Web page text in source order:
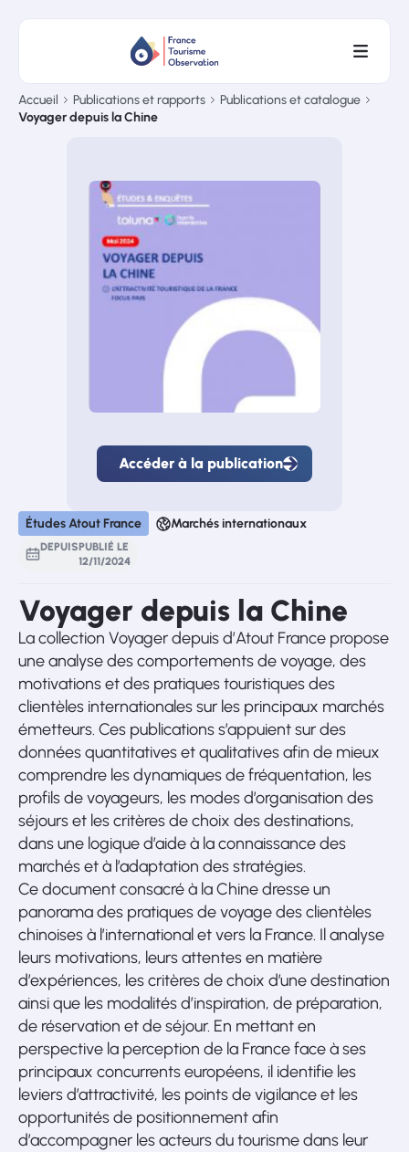
Accueil Publications et rapports
Publications et catalogue
Voyager depuis la Chine
Accéder
à
publication
Accéder à la publication
Études Atout France Marchés internationaux
DEPUISPUBLIÉ LE
12/11/2024
Voyager depuis la Chine
La collection Voyager depuis d’Atout France propose
une analyse des comportements de voyage, des
motivations et des pratiques touristiques des
clientèles internationales sur les principaux marchés
émetteurs. Ces publications s’appuient sur des
données quantitatives et qualitatives afin de mieux
comprendre les dynamiques de fréquentation, les
profils de voyageurs, les modes d’organisation des
séjours et les critères de choix des destinations,
dans une logique d’aide à la connaissance des
marchés et à l’adaptation des stratégies.
Ce document consacré à la Chine dresse un
panorama des pratiques de voyage des clientèles
chinoises à l’international et vers la France. Il analyse
leurs motivations, leurs attentes en matière
d’expériences, les critères de choix d’une destination
ainsi que les modalités d’inspiration, de préparation,
de réservation et de séjour. En mettant en
perspective la perception de la France face à ses
principaux concurrents européens, il identifie les
leviers d’attractivité, les points de vigilance et les
opportunités de positionnement afin
d’accompagner les acteurs du tourisme dans leur